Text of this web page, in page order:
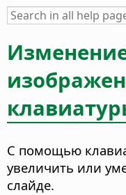
С помощью
увеличить или
слайде.